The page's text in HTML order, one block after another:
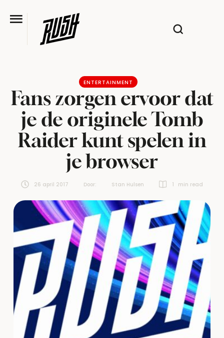
ENTERTAINMENT
Fans zorgen ervoor dat
je de originele Tomb
Raider kunt spelen in
je browser
26 april 2017 Door: Stan Hulsen 1 min read